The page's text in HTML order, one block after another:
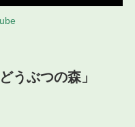
うぶつの森」